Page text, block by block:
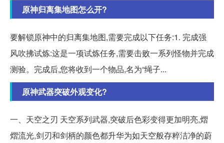
原神归离集地图怎么开?
要解锁原神中的归离集地图,需要完成以下任务:1. 完成强
风吹拂试炼:这是一项试炼任务,需要击败一系列怪物并完成
测验。完成后,您将收到一个物品,名为“绳子...
原神武器突破外观变化?
一、天空之刃 天空系列武器,突破后色彩变得更加明亮,熠
熠流光,剑刃和剑柄的颜色都升华为如天空般存粹洁净的蔚